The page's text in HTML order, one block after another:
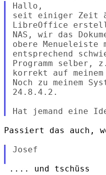
Hallo,
seit einiger Zeit
LibreOffice
NAS, wir das
obere
entsprechend
Programm
korrekt auf
Noch zu meinem
24.8.4.2.
Passiert das auch,
Josef
.... und tschüss